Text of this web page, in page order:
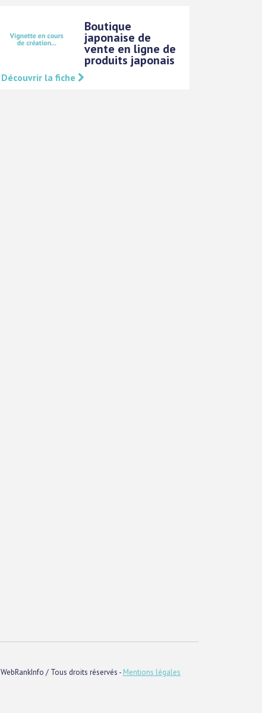
Boutique
japonaise de
vente en ligne de
produits japonais
Découvrir la fiche
WebRankInfo / Tous droits réservés - Mentions légales